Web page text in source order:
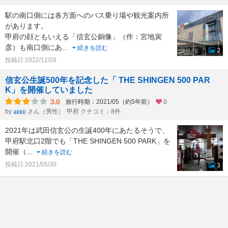
駅の南口側には各方面へのバス乗り場や観光案内所
があります。
甲府の顔ともいえる「信玄公銅像」（作：宮地寅
彦）も南口側にあ
続きを読む
投稿日:2022/12/29
2
信玄公生誕500年を記念した「 THE SHINGEN 500 PAR
K」を開催していました
3.0 旅行時期：2021/05（約5年前）
0
by akkii さん（男性） 甲府 クチコミ：8件
2021年は武田信玄公の生誕400年にあたるそうで、
甲府駅北口2階でも「THE SHINGEN 500 PARK」を
開催（
続きを読む
投稿日:2021/05/30
3